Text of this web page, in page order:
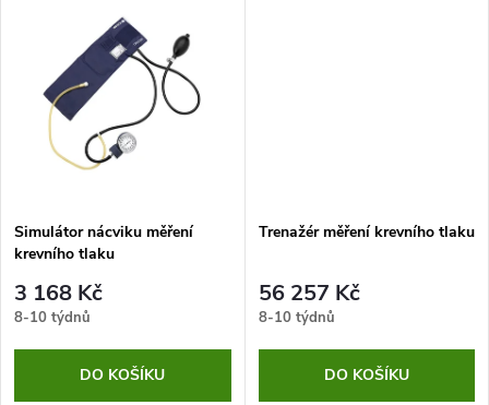
po měření tak lze snadno...
Simulátor nácviku měření
krevního tlaku
3 168 Kč
8-10 týdnů
DO KOŠÍKU
Trenažér měření krevního tlaku
56 257 Kč
8-10 týdnů
DO KOŠÍKU